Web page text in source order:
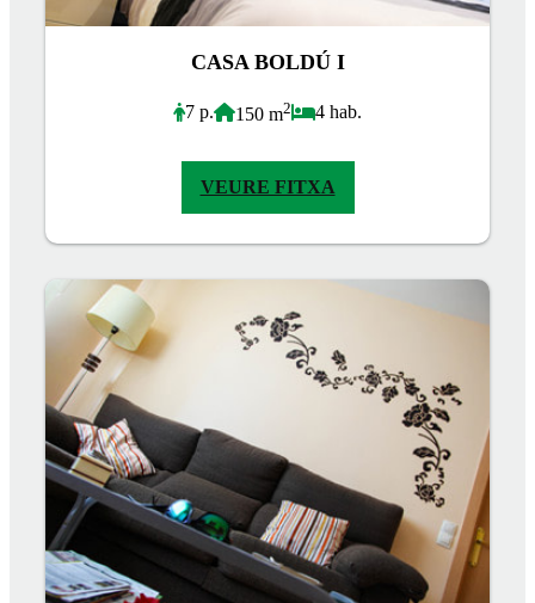
CASA BOLDÚ I
7 p. 150 m2 4 hab.
VEURE FITXA